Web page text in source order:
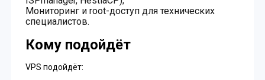
Мониторинг и root-доступ для технических
специалистов.
Кому подойдёт
VPS подойдёт: